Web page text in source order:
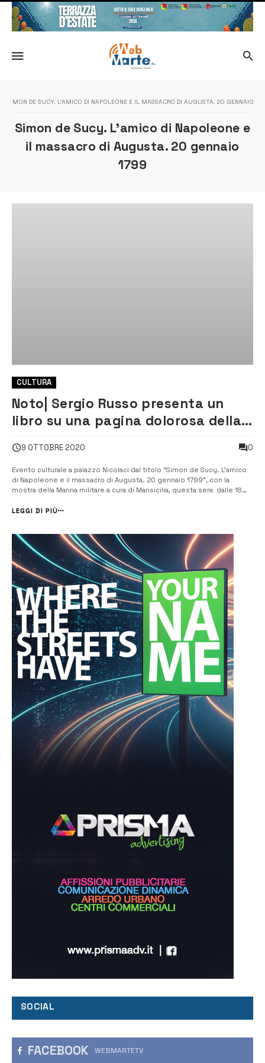
SIMON DE SUCY. L’AMICO DI NAPOLEONE E IL MASSACRO DI AUGUSTA. 20 GENNAIO
Simon de Sucy. L’amico di Napoleone e
il massacro di Augusta. 20 gennaio
1799
CULTURA
Noto| Sergio Russo presenta un
libro su una pagina dolorosa della
9 OTTOBRE 2020 0
Evento culturale a palazzo Nicolaci dal titolo “Simon de Sucy. L’amico
di Napoleone e il massacro di Augusta. 20 gennaio 1799”, con la
mostra della Marina militare a cura di Marisicilia, questa sera dalle 18
Il 20 gennaio 1799 avvenne un fatto che segnò una pagina [&helli...
LEGGI DI PIÙ
SOCIAL
FACEBOOK WEBMARTETV